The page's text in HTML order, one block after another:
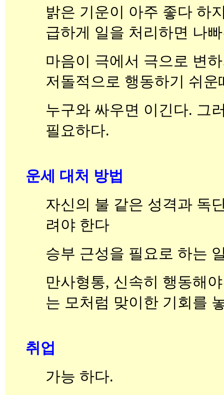
밝은 기운이 아주 좋다 하
급하게 일을 처리하면 나
마음이 극에서 극으로 변
저돌적으로 행동하기 쉬운
누구와 싸우면 이긴다. 그
필요하다.
운세 대처 방법
자신의 불 같은 성격과 독
려야 한다
승부 근성을 필요로 하는
만사형통, 신속히 행동해
는 모처럼 맞이한 기회를
취업
가능 하다.